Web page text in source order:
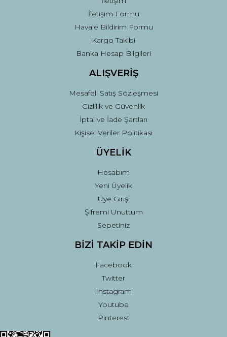
Gönder
İletişim Formu
Havale Bildirim Formu
Kargo Takibi
Banka Hesap Bilgileri
ALIŞVERİŞ
Mesafeli Satış Sözleşmesi
Gizlilik ve Güvenlik
İptal ve İade Şartları
Kişisel Veriler Politikası
ÜYELİK
Hesabım
Yeni Üyelik
Üye Girişi
Şifremi Unuttum
Sepetiniz
BİZİ TAKİP EDİN
Facebook
Twitter
Instagram
Youtube
Pinterest